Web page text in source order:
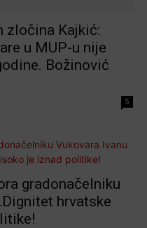
zločina Kajkić:
u MUP-u nije
Božinović
5
gradonačelniku
hrvatske